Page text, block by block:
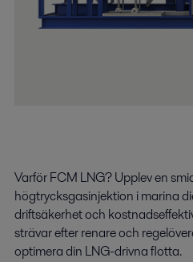
Varför FCM LNG? Upplev en
högtrycksgasinjektion i marina
driftsäkerhet och
strävar efter renare och
optimera din LNG-drivna flotta.